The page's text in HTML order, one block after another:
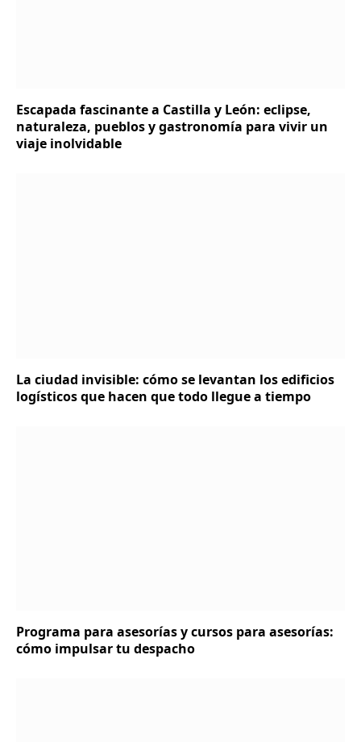
Escapada fascinante a Castilla y León: eclipse,
naturaleza, pueblos y gastronomía para vivir un
viaje inolvidable
La ciudad invisible: cómo se levantan los edificios
logísticos que hacen que todo llegue a tiempo
Programa para asesorías y cursos para asesorías:
cómo impulsar tu despacho